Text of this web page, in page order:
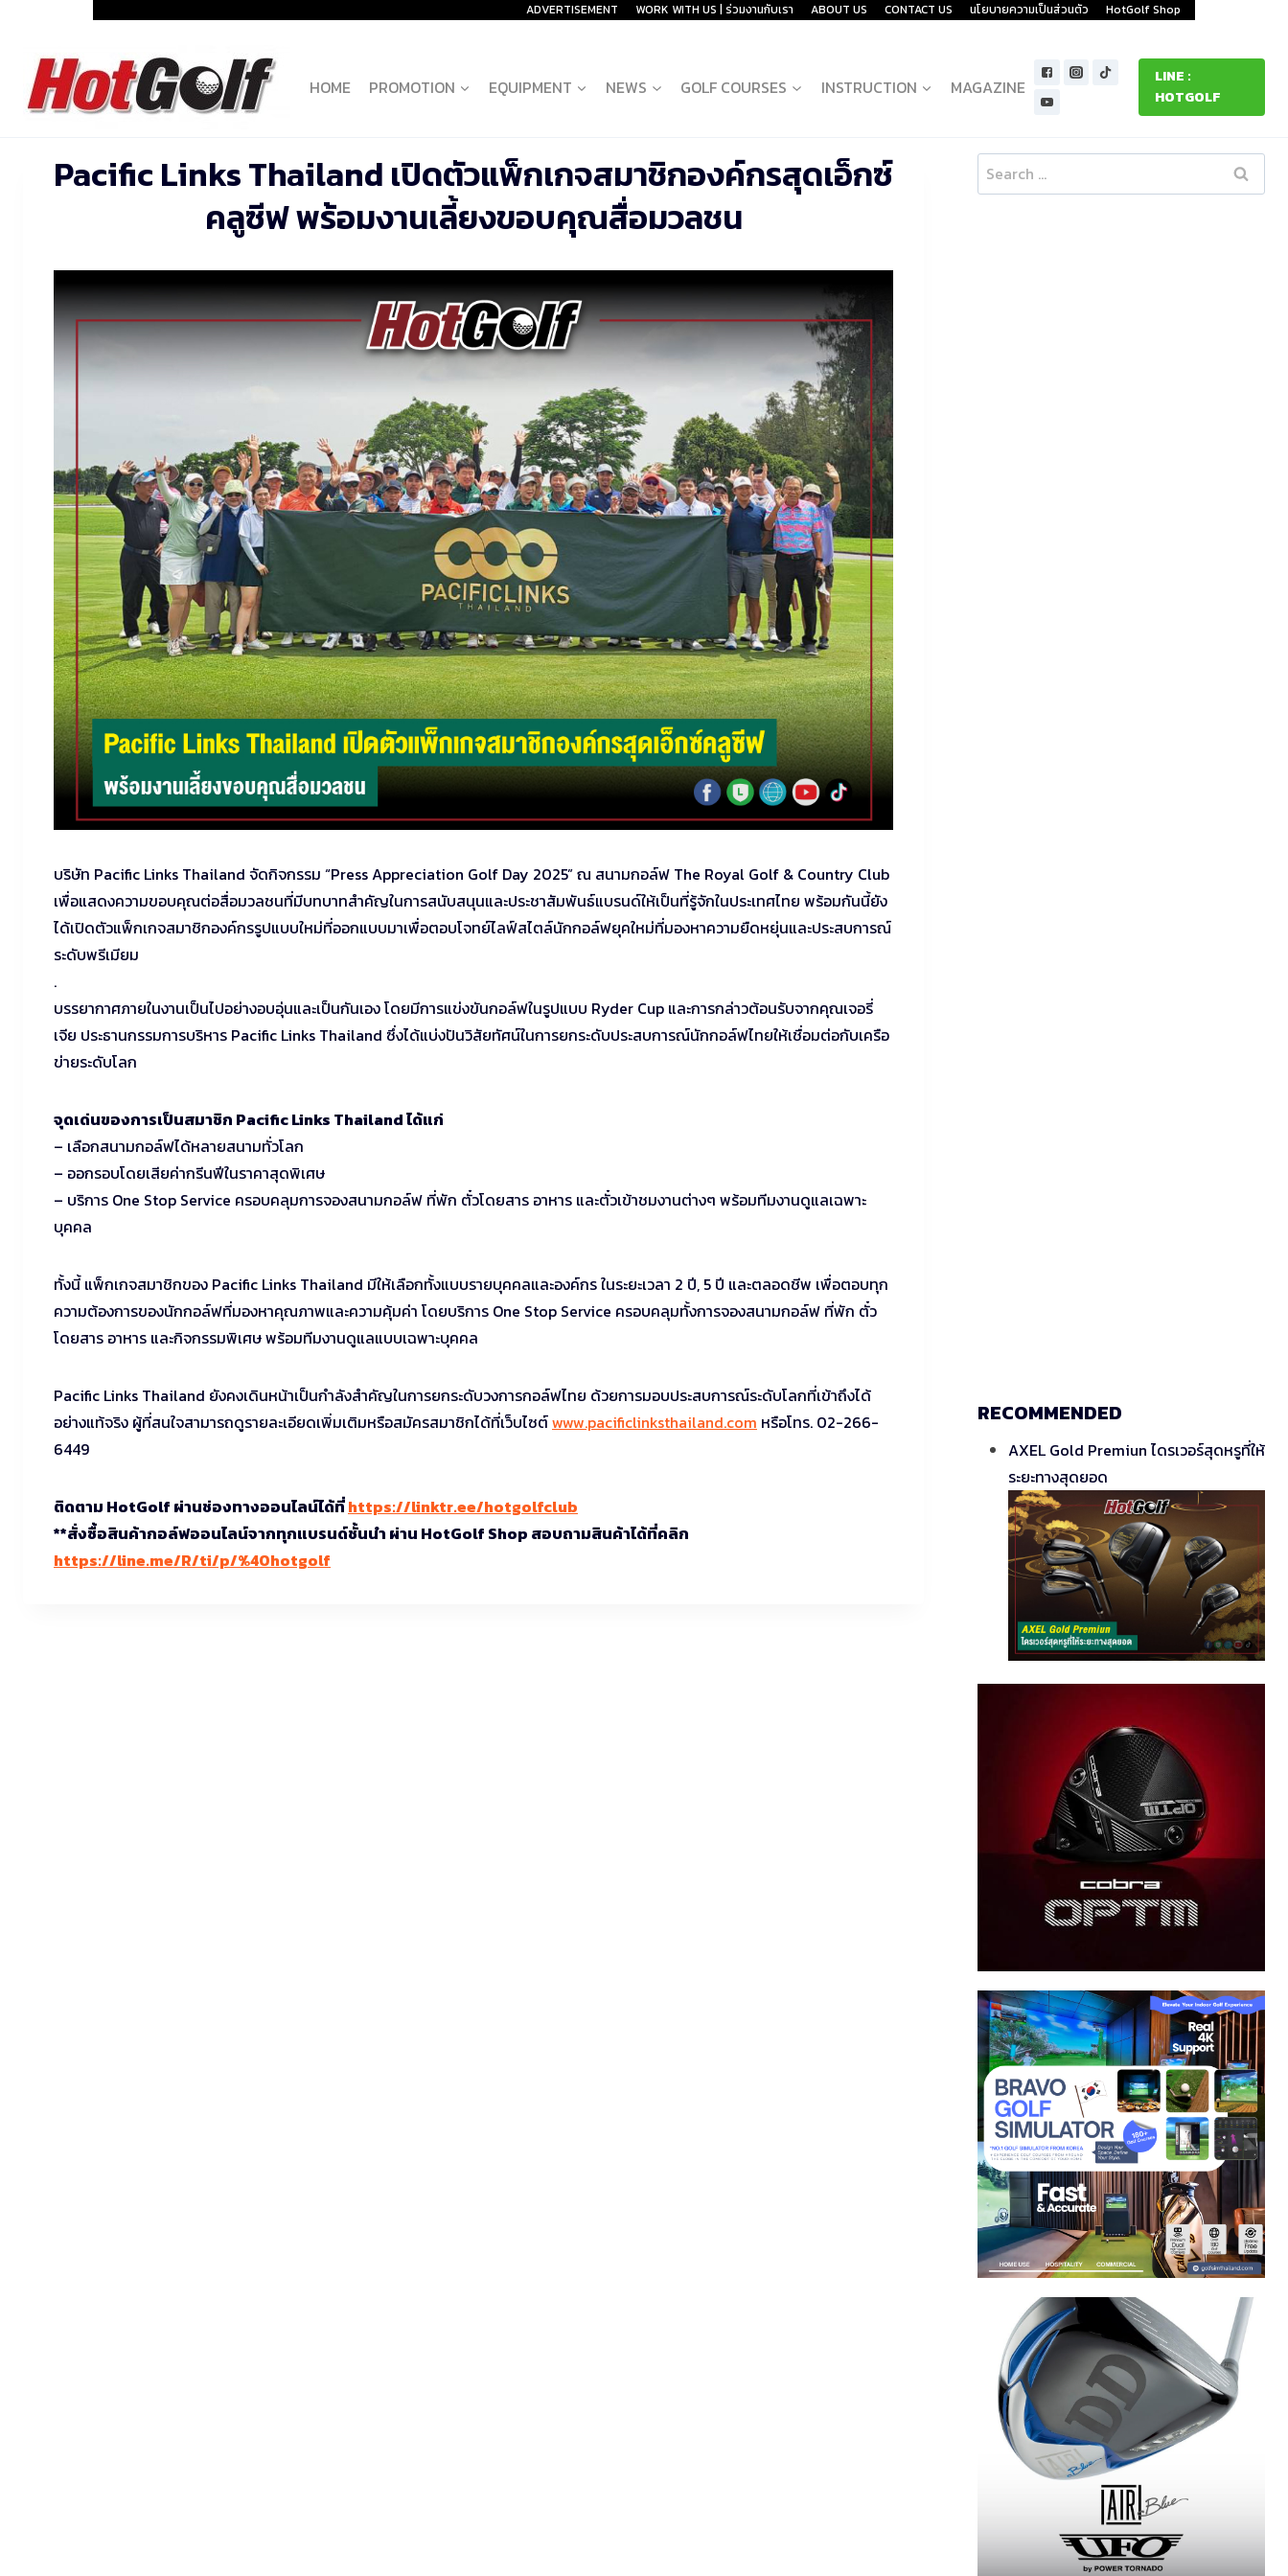
content
ADVERTISEMENT WORK WITH US | ร่วมงานกับเรา ABOUT US CONTACT US นโยบายความเป็นส่วนตัว HotGolf Shop
HOME PROMOTION EQUIPMENT NEWS GOLF COURSES INSTRUCTION MAGAZINE
LINE :
HOTGOLF
Pacific Links Thailand เปิดตัวแพ็กเกจสมาชิกองค์กรสุดเอ็กซ์
คลูซีฟ พร้อมงานเลี้ยงขอบคุณสื่อมวลชน
บริษัท Pacific Links Thailand จัดกิจกรรม “Press Appreciation Golf Day 2025” ณ สนามกอล์ฟ The Royal Golf & Country Club
เพื่อแสดงความขอบคุณต่อสื่อมวลชนที่มีบทบาทสำคัญในการสนับสนุนและประชาสัมพันธ์แบรนด์ให้เป็นที่รู้จักในประเทศไทย พร้อมกันนี้ยัง
ได้เปิดตัวแพ็กเกจสมาชิกองค์กรรูปแบบใหม่ที่ออกแบบมาเพื่อตอบโจทย์ไลฟ์สไตล์นักกอล์ฟยุคใหม่ที่มองหาความยืดหยุ่นและประสบการณ์
ระดับพรีเมียม
.
บรรยากาศภายในงานเป็นไปอย่างอบอุ่นและเป็นกันเอง โดยมีการแข่งขันกอล์ฟในรูปแบบ Ryder Cup และการกล่าวต้อนรับจากคุณเจอรี่
เจีย ประธานกรรมการบริหาร Pacific Links Thailand ซึ่งได้แบ่งปันวิสัยทัศน์ในการยกระดับประสบการณ์นักกอล์ฟไทยให้เชื่อมต่อกับเครือ
ข่ายระดับโลก
จุดเด่นของการเป็นสมาชิก Pacific Links Thailand ได้แก่
– เลือกสนามกอล์ฟได้หลายสนามทั่วโลก
– ออกรอบโดยเสียค่ากรีนฟีในราคาสุดพิเศษ
– บริการ One Stop Service ครอบคลุมการจองสนามกอล์ฟ ที่พัก ตั๋วโดยสาร อาหาร และตั๋วเข้าชมงานต่างๆ พร้อมทีมงานดูแลเฉพาะ
บุคคล
ทั้งนี้ แพ็กเกจสมาชิกของ Pacific Links Thailand มีให้เลือกทั้งแบบรายบุคคลและองค์กร ในระยะเวลา 2 ปี, 5 ปี และตลอดชีพ เพื่อตอบทุก
ความต้องการของนักกอล์ฟที่มองหาคุณภาพและความคุ้มค่า โดยบริการ One Stop Service ครอบคลุมทั้งการจองสนามกอล์ฟ ที่พัก ตั๋ว
โดยสาร อาหาร และกิจกรรมพิเศษ พร้อมทีมงานดูแลแบบเฉพาะบุคคล
Pacific Links Thailand ยังคงเดินหน้าเป็นกำลังสำคัญในการยกระดับวงการกอล์ฟไทย ด้วยการมอบประสบการณ์ระดับโลกที่เข้าถึงได้
อย่างแท้จริง ผู้ที่สนใจสามารถดูรายละเอียดเพิ่มเติมหรือสมัครสมาชิกได้ที่เว็บไซต์www.pacificlinksthailand.com หรือโทร. 02-266-
6449
ติดตาม HotGolf ผ่านช่องทางออนไลน์ได้ที่https://linktr.ee/hotgolfclub
**สั่งซื้อสินค้ากอล์ฟออนไลน์จากทุกแบรนด์ชั้นนำ ผ่าน HotGolf Shop สอบถามสินค้าได้ที่คลิก
https://line.me/R/ti/p/%40hotgolf
Search
for:
RECOMMENDED
AXEL Gold Premiun ไดรเวอร์สุดหรูที่ให้
ระยะทางสุดยอด